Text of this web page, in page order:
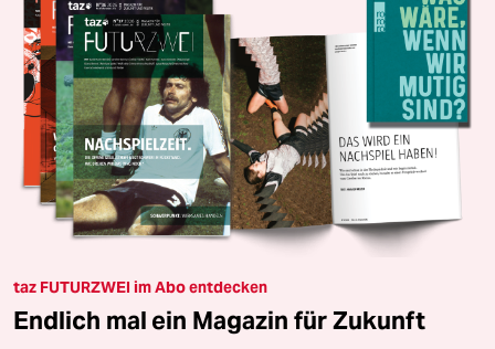
taz FUTURZWEI im Abo entdecken
Endlich mal ein Magazin für Zukunft